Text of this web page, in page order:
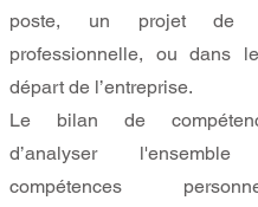
poste, un projet de
professionnelle, ou dans
départ de l’entreprise.
Le bilan de
d’analyser
compétences